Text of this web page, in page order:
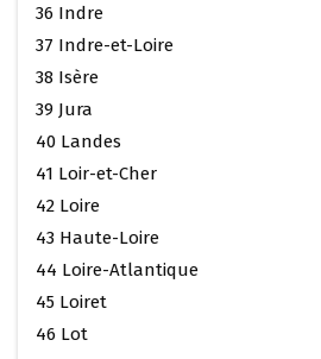
36 Indre
37 Indre-et-Loire
38 Isère
39 Jura
40 Landes
41 Loir-et-Cher
42 Loire
43 Haute-Loire
44 Loire-Atlantique
45 Loiret
46 Lot